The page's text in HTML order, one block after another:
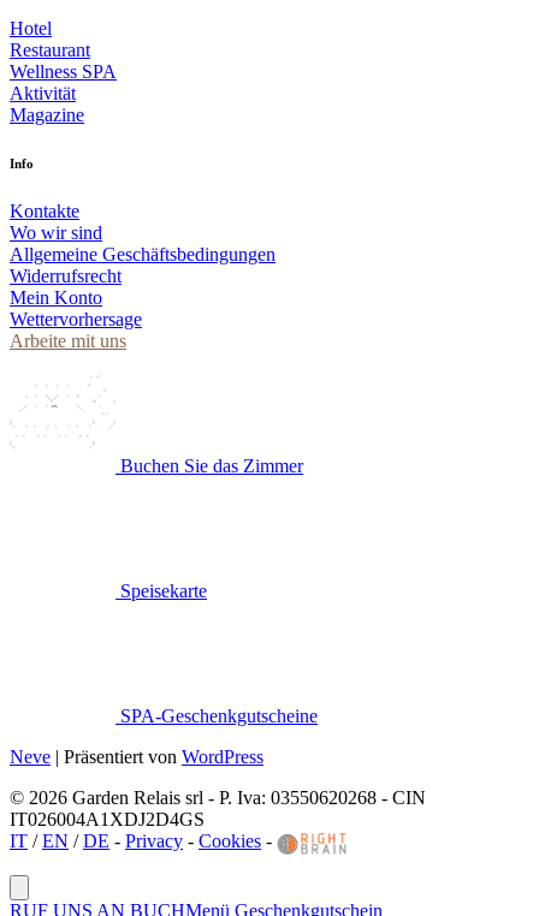
Hotel
Restaurant
Wellness SPA
Aktivität
Magazine
Info
Kontakte
Wo wir sind
Allgemeine Geschäftsbedingungen
Widerrufsrecht
Mein Konto
Wettervorhersage
Arbeite mit uns
Buchen Sie das Zimmer
Speisekarte
SPA-Geschenkgutscheine
Neve | Präsentiert von WordPress
© 2026 Garden Relais srl - P. Iva: 03550620268 - CIN
IT026004A1XDJ2D4GS
IT /EN /DE - Privacy - Cookies -
RUF UNS AN BUCHMenü Geschenkgutschein